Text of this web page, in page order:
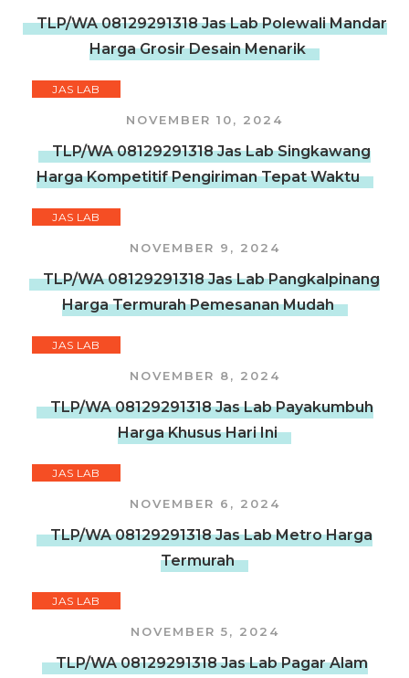
TLP/WA 08129291318 Jas Lab Polewali Mandar
Harga Grosir Desain Menarik
JAS LAB
NOVEMBER 10, 2024
TLP/WA 08129291318 Jas Lab Singkawang
Harga Kompetitif Pengiriman Tepat Waktu
JAS LAB
NOVEMBER 9, 2024
TLP/WA 08129291318 Jas Lab Pangkalpinang
Harga Termurah Pemesanan Mudah
JAS LAB
NOVEMBER 8, 2024
TLP/WA 08129291318 Jas Lab Payakumbuh
Harga Khusus Hari Ini
JAS LAB
NOVEMBER 6, 2024
TLP/WA 08129291318 Jas Lab Metro Harga
Termurah
JAS LAB
NOVEMBER 5, 2024
TLP/WA 08129291318 Jas Lab Pagar Alam